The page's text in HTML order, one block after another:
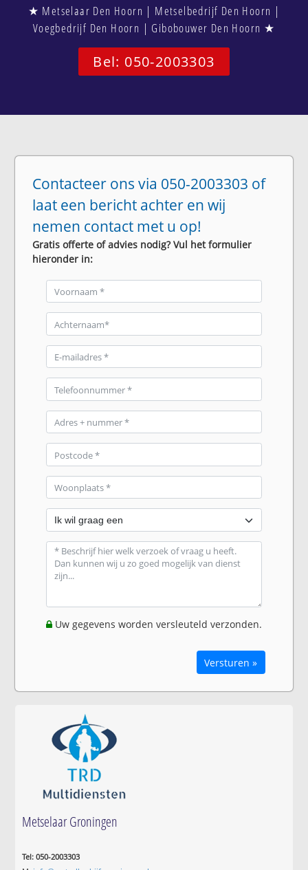
★ Metselaar Den Hoorn | Metselbedrijf Den Hoorn |
Voegbedrijf Den Hoorn | Gibobouwer Den Hoorn ★
Bel: 050-2003303
Contacteer ons via 050-2003303 of
laat een bericht achter en wij
nemen contact met u op!
Gratis offerte of advies nodig? Vul het formulier
hieronder in:
Uw gegevens worden versleuteld verzonden.
Versturen »
Metselaar Groningen
Tel: 050-2003303